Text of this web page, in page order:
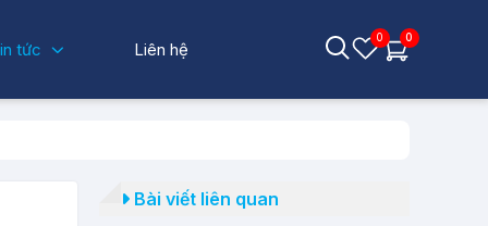
tức Liên hệ
0 0
Bài viết liên quan